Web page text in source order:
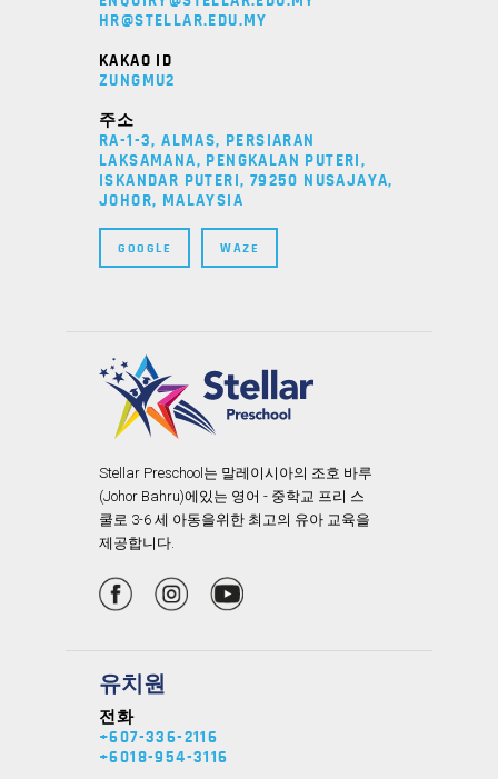
HR@STELLAR.EDU.MY
KAKAO ID
ZUNGMU2
주소
RA-1-3, ALMAS, PERSIARAN
LAKSAMANA, PENGKALAN PUTERI,
ISKANDAR PUTERI, 79250 NUSAJAYA,
JOHOR, MALAYSIA
GOOGLE WAZE
Stellar Preschool는 말레이시아의 조호 바루
(Johor Bahru)에있는 영어 - 중학교 프리 스
쿨로 3-6 세 아동을위한 최고의 유아 교육을
제공합니다.
유치원
전화
+607-336-2116
+6018-954-3116